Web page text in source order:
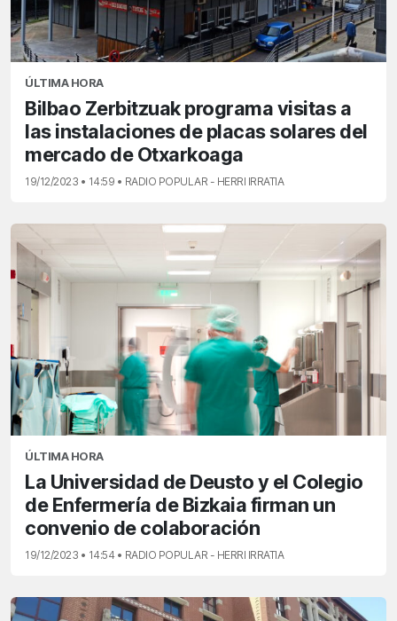
ÚLTIMA HORA
Bilbao Zerbitzuak programa visitas a
las instalaciones de placas solares del
mercado de Otxarkoaga
19/12/2023 • 14:59 • RADIO POPULAR - HERRI IRRATIA
ÚLTIMA HORA
La Universidad de Deusto y el Colegio
de Enfermería de Bizkaia firman un
convenio de colaboración
19/12/2023 • 14:54 • RADIO POPULAR - HERRI IRRATIA